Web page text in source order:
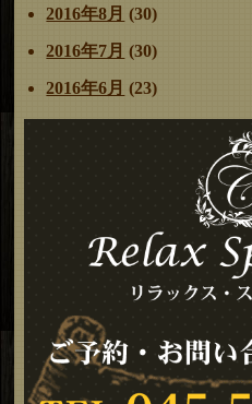
2016年8月 (30)
2016年7月 (30)
2016年6月 (23)